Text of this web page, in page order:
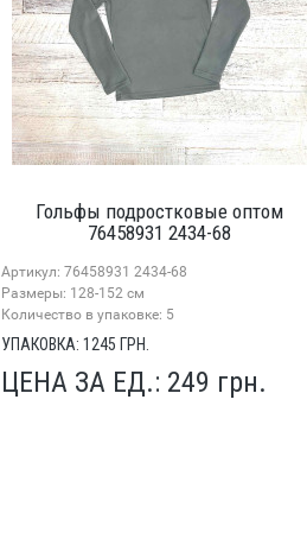
Гольфы подростковые оптом
76458931 2434-68
Артикул: 76458931 2434-68
Размеры: 128-152 см
Количество в упаковке: 5
УПАКОВКА: 1245 ГРН.
ЦЕНА ЗА ЕД.: 249 грн.